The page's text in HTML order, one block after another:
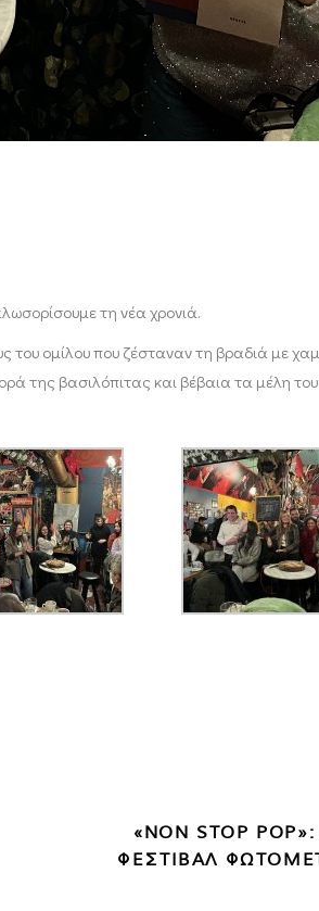
τη νέα χρονιά.
ομίλου που ζέσταναν τη βραδιά με
της βασιλόπιτας και βέβαια τα μέλη
«NON STOP
ΦΕΣΤΙΒΑΛ